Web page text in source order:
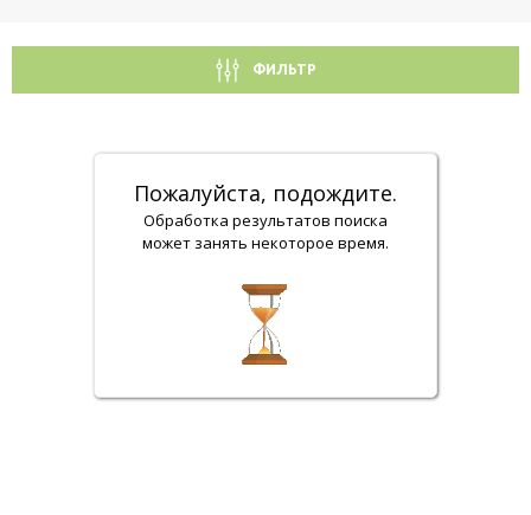
ФИЛЬТР
Пожалуйста, подождите.
Обработка результатов поиска
может занять некоторое время.